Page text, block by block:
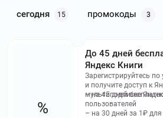
сегодня 15 промокоды 3
До 45 дней
Яндекс Книги
Зарегистрируйтесь
и получите доступ к
мультиподписке
– на 45 дней
пользователей
– на 30 дней за 1₽
%